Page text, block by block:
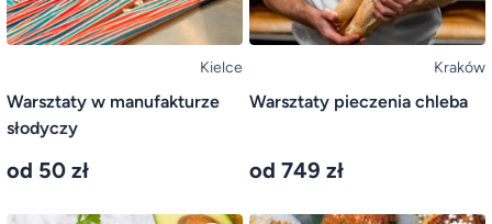
Kielce
Warsztaty w manufakturze
słodyczy
od 50 zł
Kraków
Warsztaty pieczenia chleba
od 749 zł